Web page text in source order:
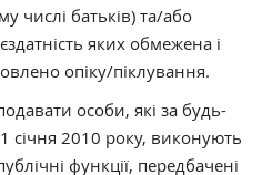
числі батьків) та/або
яких обмежена і
опіку/піклування.
особи, які за будь-
січня 2010 року, виконують
функції, передбачені